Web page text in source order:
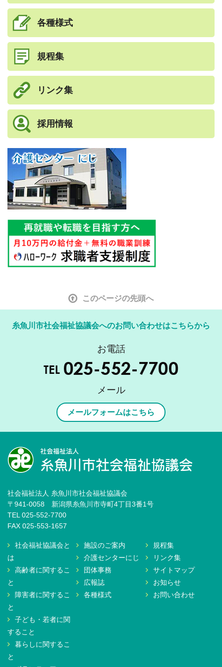
各種様式
規程集
リンク集
採用情報
このページの先頭へ
糸魚川市社会福祉協議会へのお問い合わせはこちらから
お電話
メール
メールフォームはこちら
社会福祉法人 糸魚川市社会福祉協議会
〒941-0058 新潟県糸魚川市寺町4丁目3番1号
TEL 025-552-7700
FAX 025-553-1657
社会福祉協議会と
は
高齢者に関するこ
と
障害者に関するこ
と
子ども・若者に関
すること
暮らしに関するこ
と
施設のご案内
介護センターにじ
団体事務
広報誌
各種様式
規程集
リンク集
サイトマップ
お知らせ
お問い合わせ